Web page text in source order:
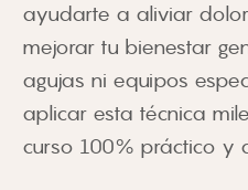
ayudarte a aliviar
mejorar tu bienestar
agujas ni equipos
aplicar esta técnica
curso 100% práctico y